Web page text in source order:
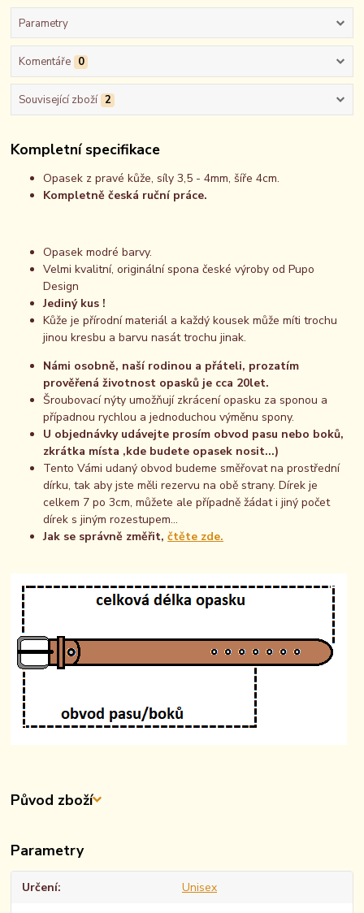
Parametry
Komentáře 0
Související zboží 2
Kompletní specifikace
Opasek z pravé kůže, síly 3,5 - 4mm, šíře 4cm.
Kompletně česká ruční práce.
Opasek modré barvy.
Velmi kvalitní, originální spona české výroby od Pupo
Design
Jediný kus !
Kůže je přírodní materiál a každý kousek může míti trochu
jinou kresbu a barvu nasát trochu jinak.
Námi osobně, naší rodinou a přáteli, prozatím
prověřená životnost opasků je cca 20let.
Šroubovací nýty umožňují zkrácení opasku za sponou a
případnou rychlou a jednoduchou výměnu spony.
U objednávky udávejte prosím obvod pasu nebo boků,
zkrátka místa ,kde budete opasek nosit...)
Tento Vámi udaný obvod budeme směřovat na prostřední
dírku, tak aby jste měli rezervu na obě strany. Dírek je
celkem 7 po 3cm, můžete ale případně žádat i jiný počet
dírek s jiným rozestupem...
Jak se správně změřit,čtěte zde.
Původ zboží
Parametry
Určení Unisex